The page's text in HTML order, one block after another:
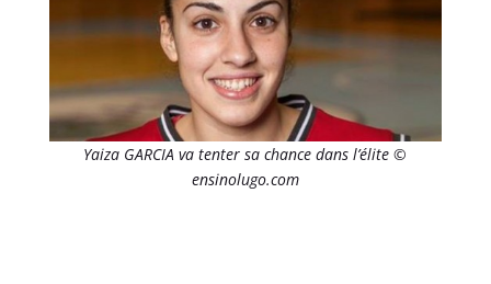
Yaiza GARCIA va tenter sa chance dans l’élite ©
ensinolugo.com